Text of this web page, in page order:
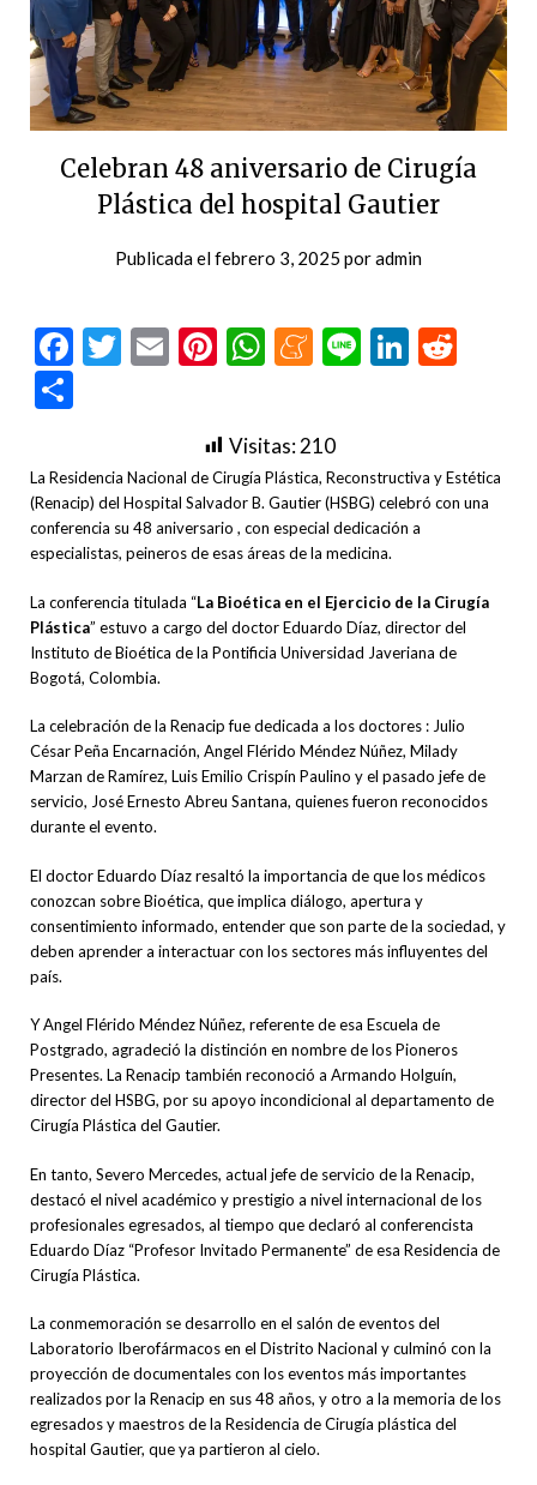
Celebran 48 aniversario de Cirugía
Plástica del hospital Gautier
Publicada elfebrero 3, 2025 poradmin
Facebook
Twitter
EmailPinterest
WhatsApp
Meneame
Line
Visitas:210
La Residencia Nacional de Cirugía Plástica, Reconstructiva y Estética
(Renacip) del Hospital Salvador B. Gautier (HSBG) celebró con una
conferencia su 48 aniversario , con especial dedicación a
especialistas, peineros de esas áreas de la medicina.
La conferencia titulada “La Bioética en el Ejercicio de la Cirugía
Plástica” estuvo a cargo del doctor Eduardo Díaz, director del
Instituto de Bioética de la Pontificia Universidad Javeriana de
Bogotá, Colombia.
La celebración de la Renacip fue dedicada a los doctores : Julio
César Peña Encarnación, Angel Flérido Méndez Núñez, Milady
Marzan de Ramírez, Luis Emilio Crispín Paulino y el pasado jefe de
servicio, José Ernesto Abreu Santana, quienes fueron reconocidos
durante el evento.
El doctor Eduardo Díaz resaltó la importancia de que los médicos
conozcan sobre Bioética, que implica diálogo, apertura y
consentimiento informado, entender que son parte de la sociedad, y
deben aprender a interactuar con los sectores más influyentes del
país.
Y Angel Flérido Méndez Núñez, referente de esa Escuela de
Postgrado, agradeció la distinción en nombre de los Pioneros
Presentes. La Renacip también reconoció a Armando Holguín,
director del HSBG, por su apoyo incondicional al departamento de
Cirugía Plástica del Gautier.
En tanto, Severo Mercedes, actual jefe de servicio de la Renacip,
destacó el nivel académico y prestigio a nivel internacional de los
profesionales egresados, al tiempo que declaró al conferencista
Eduardo Díaz “Profesor Invitado Permanente” de esa Residencia de
Cirugía Plástica.
La conmemoración se desarrollo en el salón de eventos del
Laboratorio Iberofármacos en el Distrito Nacional y culminó con la
proyección de documentales con los eventos más importantes
realizados por la Renacip en sus 48 años, y otro a la memoria de los
egresados y maestros de la Residencia de Cirugía plástica del
hospital Gautier, que ya partieron al cielo.